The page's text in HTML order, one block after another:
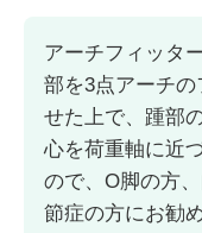
アーチフィッタ
部を3点アーチ
せた上で、踵部
心を荷重軸に近
ので、O脚の方
節症の方にお勧